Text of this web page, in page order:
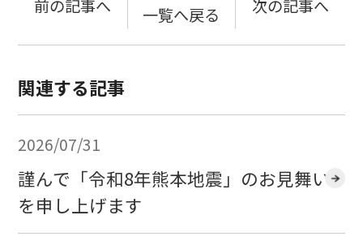
前の記事へ 一覧へ戻る 次の記事へ
関連する記事
2026/07/31
謹んで「令和8年熊本地震」のお見舞い
を申し上げます